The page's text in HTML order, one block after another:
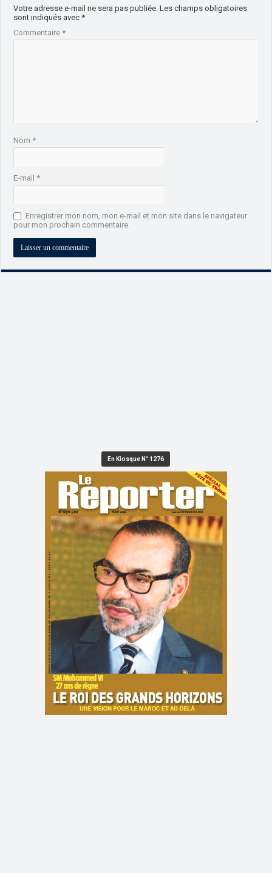
Votre adresse e-mail ne sera pas publiée. Les champs obligatoires
sont indiqués avec*
Commentaire*
Nom*
E-mail*
Enregistrer mon nom, mon e-mail et mon site dans le navigateur
pour mon prochain commentaire.
En Kiosque N° 1276